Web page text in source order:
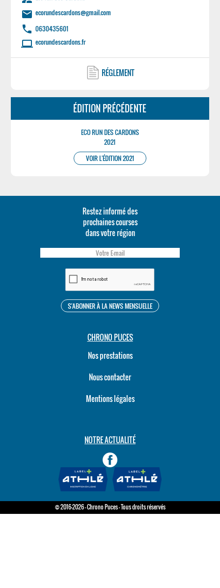
email ecorundescardons@gmail.com
phone 0630435601
laptop ecorundescardons.fr
RÉGLEMENT
ÉDITION PRÉCÉDENTE
ECO RUN DES CARDONS
2021
VOIR L'ÉDITION 2021
Restez informé des
prochaines courses
dans votre région
CHRONO PUCES
Nos prestations
Nous contacter
Mentions légales
NOTRE ACTUALITÉ
© 2016-2026 - Chrono Puces - Tous droits réservés